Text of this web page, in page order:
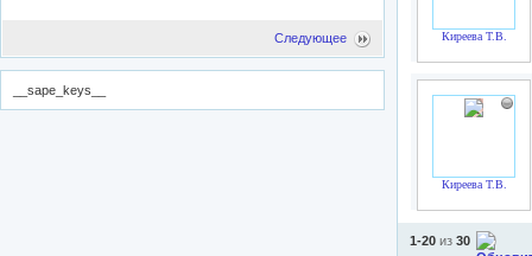
Следующее
__sape_keys__
Киреева Т.В.
Киреева Т.В.
1-20 из 30